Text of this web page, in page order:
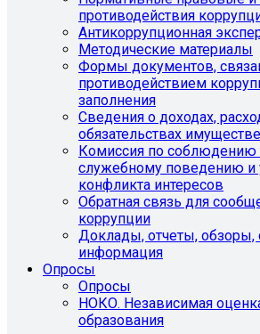
противодействия
Антикоррупционная
Методические материалы
Формы документов,
противодействием
заполнения
Сведения о доходах,
обязательствах
Комиссия по соблюдению
служебному поведению и
конфликта интересов
Обратная связь для
коррупции
Доклады, отчеты, обзоры,
информация
Опросы
Опросы
НОКО. Независимая
образования